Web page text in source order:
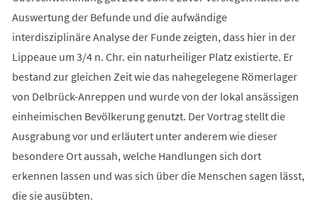
Auswertung der Befunde und die aufwändige
interdisziplinäre Analyse der Funde zeigten, dass hier in der
Lippeaue um 3/4 n. Chr. ein naturheiliger Platz existierte. Er
bestand zur gleichen Zeit wie das nahegelegene Römerlager
von Delbrück-Anreppen und wurde von der lokal ansässigen
einheimischen Bevölkerung genutzt. Der Vortrag stellt die
Ausgrabung vor und erläutert unter anderem wie dieser
besondere Ort aussah, welche Handlungen sich dort
erkennen lassen und was sich über die Menschen sagen lässt,
die sie ausübten.